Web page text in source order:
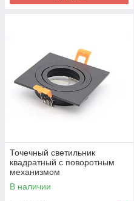
Точечный светильник
квадратный с поворотным
механизмом
В наличии